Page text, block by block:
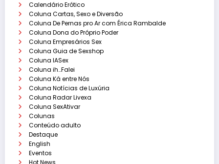
Calendário Erótico
Coluna Cartas, Sexo e Diversão
Coluna De Pernas pro Ar com Érica Rambalde
Coluna Dona do Próprio Poder
Coluna Empresários Sex
Coluna Guia de Sexshop
Coluna IASex
Coluna ih…Falei
Coluna Ká entre Nós
Coluna Notícias de Luxúria
Coluna Radar Livexa
Coluna SexAtivar
Colunas
Conteúdo adulto
Destaque
English
Eventos